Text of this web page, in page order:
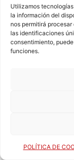
Utilizamos
la información del
nos permitirá
las identificaciones
consentimiento,
funciones.
POLÍTICA DE
TEMPORADA
TEMPORADA